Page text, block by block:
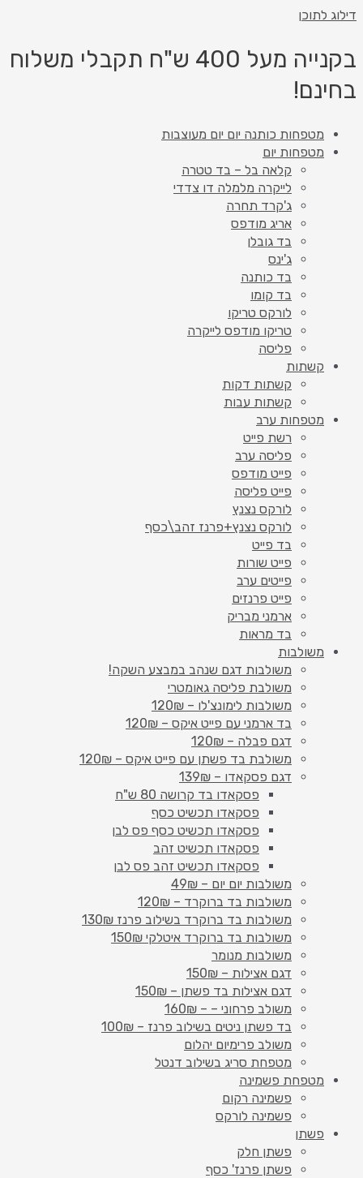
דילוג לתוכן
בקנייה מעל 400 ש"ח תקבלי משלוח
בחינם!
מטפחות כותנה יום יום מעוצבות
מטפחות יום
קלאה בל – בד טטרה
לייקרה מלמלה דו צדדי
ג'קרד תחרה
אריג מודפס
בד גובלן
ג'ינס
בד כותנה
בד קומו
לורקס טריקו
טריקו מודפס לייקרה
פליסה
קשתות
קשתות דקות
קשתות עבות
מטפחות ערב
רשת פייט
פליסה ערב
פייט מודפס
פייט פליסה
לורקס נצנץ
לורקס נצנץ+פרנז זהב\כסף
בד פייט
פייט שורות
פייטים ערב
פייט פרנזים
ארמני מבריק
בד מראות
משולבות
משולבות דגם שנהב במבצע השקה!
משולבת פליסה גאומטרי
משולבות לימונצ'לו – 120₪
בד ארמני עם פייט איקס – 120₪
דגם פבלה – 120₪
משולבת בד פשתן עם פייט איקס – 120₪
דגם פסקאדו – 139₪
פסקאדו בד קרושה 80 ש"ח
פסקאדו תכשיט כסף
פסקאדו תכשיט כסף פס לבן
פסקאדו תכשיט זהב
פסקאדו תכשיט זהב פס לבן
משולבות יום יום – 49₪
משולבות בד ברוקרד – 120₪
משולבות בד ברוקרד בשילוב פרנז 130₪
משולבות בד ברוקרד איטלקי 150₪
משולבות מנומר
דגם אצילות – 150₪
דגם אצילות בד פשתן – 150₪
משולב פרחוני – – 160₪
בד פשתן ניטים בשילוב פרנז – 100₪
משולב פרימיום יהלום
מטפחת סריג בשילוב דנטל
מטפחת פשמינה
פשמינה רקום
פשמינה לורקס
פשתן
פשתן חלק
פשתן פרנז' כסף